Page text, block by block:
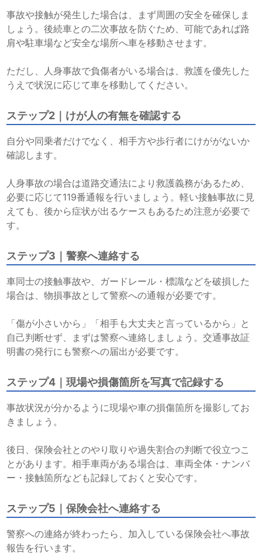
事故や接触が発生した場合は、まず周囲の安全を確保しま
しょう。後続車との二次事故を防ぐため、可能であれば路
肩や駐車場など安全な場所へ車を移動させます。
ただし、人身事故で負傷者がいる場合は、救護を優先した
うえで状況に応じて車を移動してください。
ステップ2｜けが人の有無を確認する
自分や同乗者だけでなく、相手方や歩行者にけががないか
確認します。
人身事故の場合は道路交通法により救護義務があるため、
必要に応じて119番通報を行いましょう。軽い接触事故に見
えても、後から症状が出るケースもあるため注意が必要で
す。
ステップ3｜警察へ連絡する
車同士の接触事故や、ガードレール・標識などを破損した
場合は、物損事故として警察への通報が必要です。
「傷が小さいから」「相手も大丈夫と言っているから」と
自己判断せず、まずは警察へ連絡しましょう。交通事故証
明書の発行にも警察への届出が必要です。
ステップ4｜現場や損傷箇所を写真で記録する
事故状況が分かるように現場や車の損傷箇所を撮影してお
きましょう。
後日、保険会社とのやり取りや過失割合の判断で役立つこ
とがあります。相手車両がある場合は、車両全体・ナンバ
ー・接触箇所なども記録しておくと安心です。
ステップ5｜保険会社へ連絡する
警察への連絡が終わったら、加入している保険会社へ事故
報告を行います。